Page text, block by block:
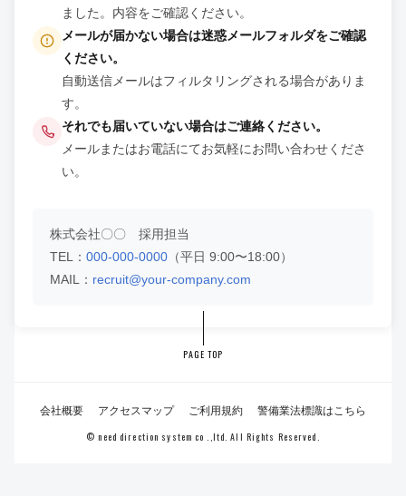
新規メンバー応募
ました。内容をご確認ください。
メールが届かない場合は迷惑メールフォルダをご確認
ください。
自動送信メールはフィルタリングされる場合がありま
す。
それでも届いていない場合はご連絡ください。
メールまたはお電話にてお気軽にお問い合わせくださ
い。
株式会社〇〇 採用担当
TEL：000-000-0000 （平日 9:00〜18:00）
MAIL： recruit@your-company.com
PAGE TOP
会社概要 アクセスマップ ご利用規約 警備業法標識はこちら
© need direction system co .,ltd. All Rights Reserved.